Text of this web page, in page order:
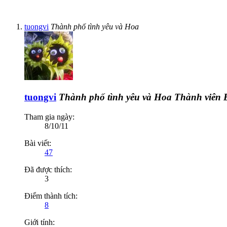
tuongvi Thành phố tình yêu và Hoa
tuongvi Thành phố tình yêu và Hoa Thành viên
Tham gia ngày:
8/10/11
Bài viết:
47
Đã được thích:
3
Điểm thành tích:
8
Giới tính: